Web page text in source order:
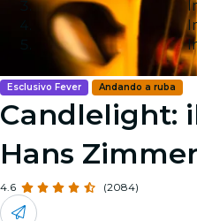
Esclusivo Fever Andando a ruba
Candlelight:
Hans Zimmer
4.6 (2084)